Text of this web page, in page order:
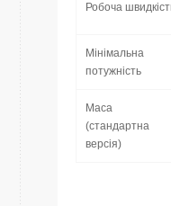
Робоча
Мінімальна
потужність
Маса
(стандартна
версія)